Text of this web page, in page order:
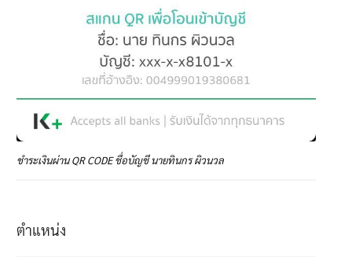
ชำระเงินผ่าน QR CODE ชื่อบัญชี นายทินกร ผิวนวล
ตำแหน่ง